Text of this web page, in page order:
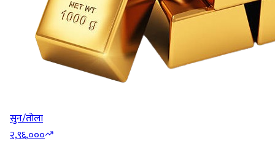
सुन/तोला
२,९६,०००